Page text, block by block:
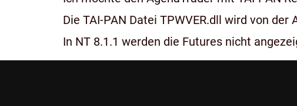
Die TAI-PAN Datei TPWVER.dll wird von
In NT 8.1.1 werden die Futures nicht